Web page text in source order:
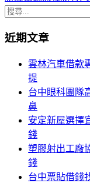
章
航
搜
關
近期文章
雲林汽車借款
提
台中眼科團隊
鼻
安定新屋選擇
錢
塑膠射出工廠
錢
台中票貼借錢